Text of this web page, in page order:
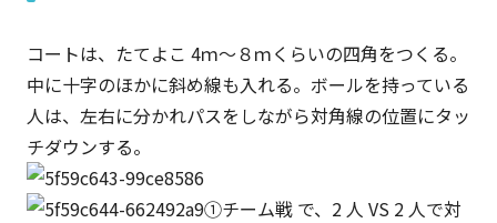
コートは、たてよこ 4ｍ～８ｍくらいの四角をつくる。
中に十字のほかに斜め線も入れる。ボールを持っている
人は、左右に分かれパスをしながら対角線の位置にタッ
チダウンする。
①チーム戦 で、2 人 VS 2 人で対